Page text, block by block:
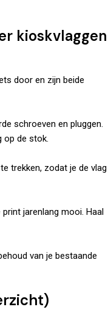
kioskvlaggen
door en zijn beide
schroeven en pluggen.
op de stok.
trekken, zodat je de vlag
jarenlang mooi. Haal
van je bestaande